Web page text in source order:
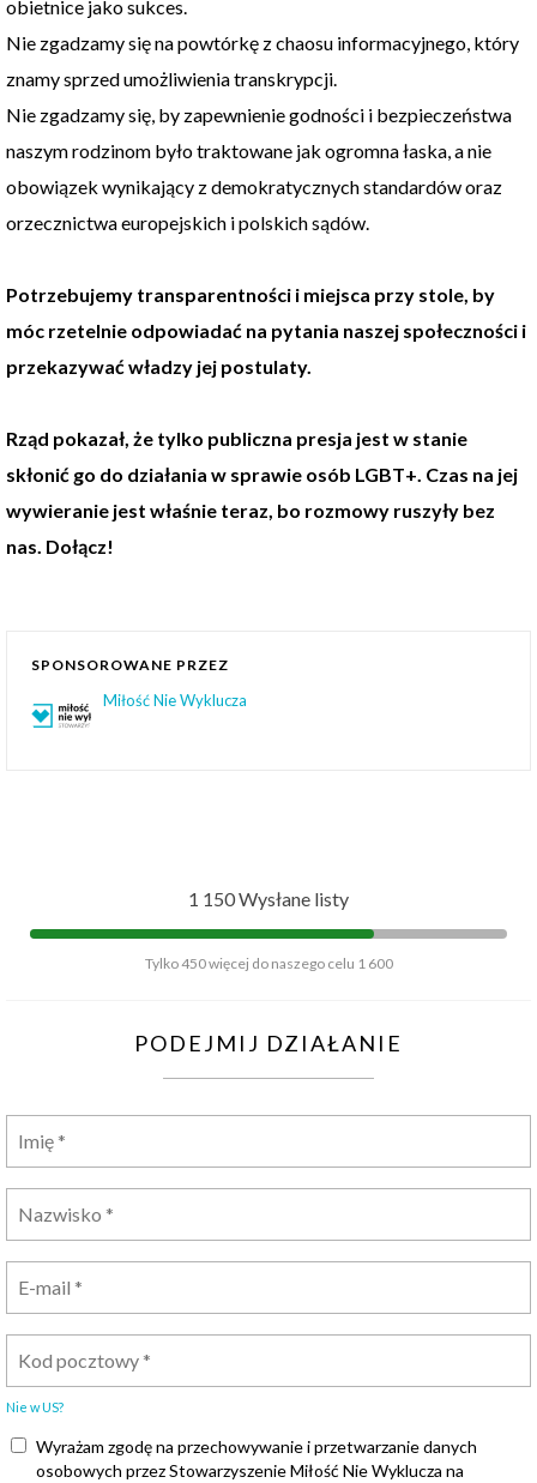
obietnice jako sukces.
Nie zgadzamy się na powtórkę z chaosu informacyjnego, który
znamy sprzed umożliwienia transkrypcji.
Nie zgadzamy się, by zapewnienie godności i bezpieczeństwa
naszym rodzinom było traktowane jak ogromna łaska, a nie
obowiązek wynikający z demokratycznych standardów oraz
orzecznictwa europejskich i polskich sądów.
Potrzebujemy transparentności i miejsca przy stole, by
móc rzetelnie odpowiadać na pytania naszej społeczności i
przekazywać władzy jej postulaty.
Rząd pokazał, że tylko publiczna presja jest w stanie
skłonić go do działania w sprawie osób LGBT+. Czas na jej
wywieranie jest właśnie teraz, bo rozmowy ruszyły bez
nas. Dołącz!
SPONSOROWANE PRZEZ
Miłość Nie Wyklucza
1 150 Wysłane listy
Tylko 450 więcej do naszego celu 1 600
PODEJMIJ DZIAŁANIE
Nie wUS?
Wyrażam zgodę na przechowywanie i przetwarzanie danych
osobowych przez Stowarzyszenie Miłość Nie Wyklucza na